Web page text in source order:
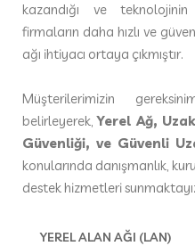
kazandığı ve
firmaların daha hızlı ve
ağı ihtiyacı ortaya çıkmıştır.
Müşterilerimizin
belirleyerek,Yerel Ağ,
Güvenliği, ve Güvenli
konularında danışmanlık,
destek hizmetleri
YEREL ALAN AĞI (LAN)